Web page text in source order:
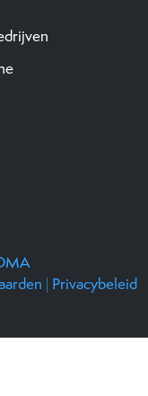
| Privacybeleid